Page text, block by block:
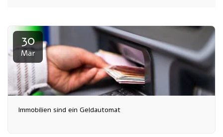
30
Mar
Immobilien sind ein Geldautomat